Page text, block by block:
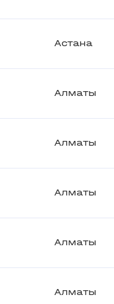
Астана
Алматы
Алматы
Алматы
Алматы
Алматы